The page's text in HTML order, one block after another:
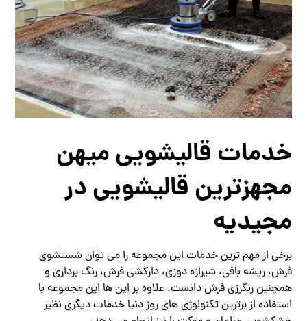
خدمات قالیشویی میهن
مجهزترین قالیشویی در
مجیدیه
برخی از مهم ترین خدمات این مجموعه را می توان شستشوی
فرش، ریشه بافی، شیرازه دوزی، دارکشی فرش، رنگ برداری و
همچنین رنگرزی فرش دانست. علاوه بر این ها این مجموعه با
استفاده از برترین تکنولوژی های روز دنیا خدمات دیگری نظیر